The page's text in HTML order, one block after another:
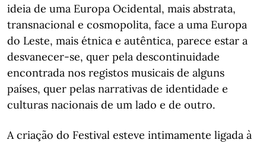
ideia de uma Europa Ocidental, mais abstrata,
transnacional e cosmopolita, face a uma Europa
do Leste, mais étnica e autêntica, parece estar a
desvanecer-se, quer pela descontinuidade
encontrada nos registos musicais de alguns
países, quer pelas narrativas de identidade e
culturas nacionais de um lado e de outro.
A criação do Festival esteve intimamente ligada à